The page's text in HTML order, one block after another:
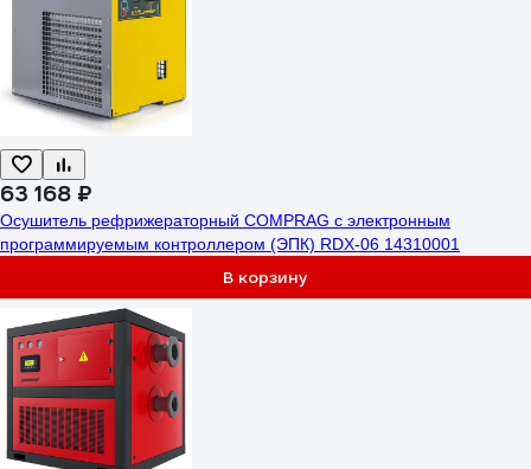
63 168 ₽
Осушитель рефрижераторный COMPRAG с электронным
программируемым контроллером (ЭПК) RDX-06 14310001
В корзину